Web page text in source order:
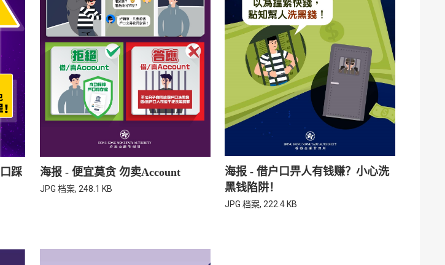
踩
海报 - 便宜莫贪 勿卖Account
JPG 档案, 248.1 KB
海报 - 借户口畀人有钱赚？小心洗
黑钱陷阱！
JPG 档案, 222.4 KB